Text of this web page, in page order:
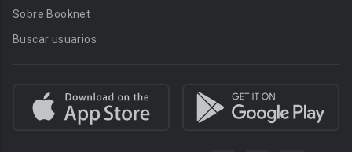
Sobre Booknet
Buscar usuarios